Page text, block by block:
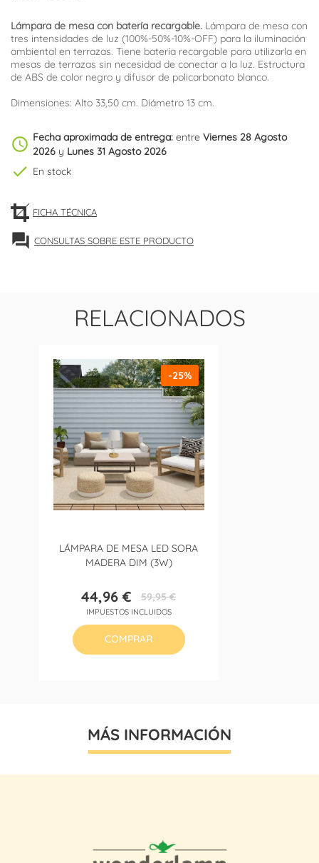
Lámpara de mesa con batería recargable. Lámpara de mesa con
tres intensidades de luz (100%-50%-10%-OFF) para la iluminación
ambiental en terrazas. Tiene batería recargable para utilizarla en
mesas de terrazas sin necesidad de conectar a la luz. Estructura
de ABS de color negro y difusor de policarbonato blanco.
Dimensiones: Alto 33,50 cm. Diámetro 13 cm.
schedule Fecha aproximada de entrega: entre Viernes 28 Agosto
2026 y Lunes 31 Agosto 2026
check En stock
FICHA TÉCNICA
forum CONSULTAS SOBRE ESTE PRODUCTO
RELACIONADOS
LÁMPARA DE MESA LED SORA
MADERA DIM (3W)
Precio
44,96 €Precio
base
59,95 €
IMPUESTOS INCLUIDOS
-25%
COMPRAR
MÁS INFORMACIÓN